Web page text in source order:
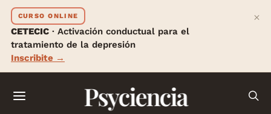
CURSO ONLINE
CETECIC · Activación conductual para el
tratamiento de la depresión
Inscribite →
×
Psyciencia